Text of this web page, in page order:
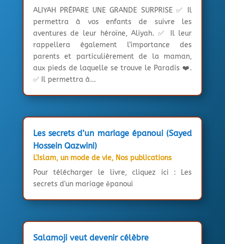
ALIYAH PRÉPARE UNE GRANDE SURPRISE ✅ Il
permettra à vos enfants de suivre les
aventures de leur héroïne, Aliyah. ✅ Il leur
rappellera également l’importance des
parents et particulièrement de la maman,
aux pieds de laquelle se trouve le Paradis ❤️.
✅ Il permettra à...
Les secrets d’un mariage épanoui (Sayed
Hossein Qazwini)
L'Islam, un mode de vie, Nos publications
Pour télécharger le livre, cliquez ici : Les
secrets d'un mariage ěpanoui
Salamoji veut devenir célèbre